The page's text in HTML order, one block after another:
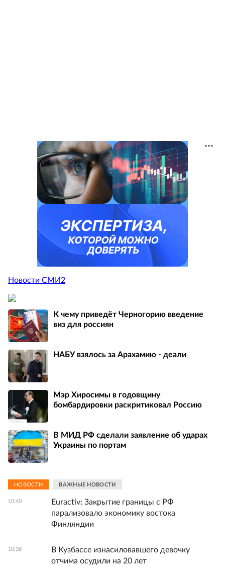
Новости СМИ2
К чему приведёт Черногорию введение
виз для россиян
НАБУ взялось за Арахамию - деали
Мэр Хиросимы в годовщину
бомбардировки раскритиковал Россию
В МИД РФ сделали заявление об ударах
Украины по портам
НОВОСТИ ВАЖНЫЕ НОВОСТИ
10:40
Euractiv: Закрытие границы с РФ
парализовало экономику востока
Финляндии
10:38
В Кузбассе изнасиловавшего девочку
отчима осудили на 20 лет